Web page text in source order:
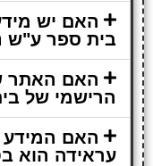
האם יש
בית ספר ע"ש
האם האתר
הרישמי של
האם המידע
עראידה הוא